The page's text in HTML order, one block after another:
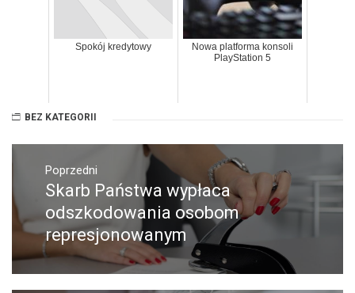
Spokój kredytowy
Nowa platforma konsoli
PlayStation 5
BEZ KATEGORII
Nawigacja
wpisu
Poprzedni
Poprzedni
wpis:
Skarb Państwa wypłaca
odszkodowania osobom
represjonowanym